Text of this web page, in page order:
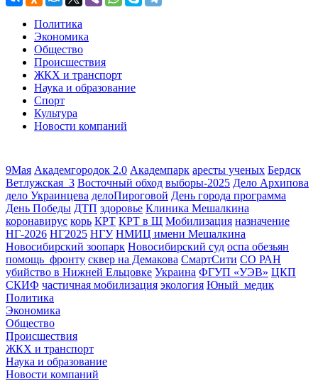
Политика
Экономика
Общество
Происшествия
ЖКХ и транспорт
Наука и образование
Спорт
Культура
Новости компаний
9Мая Академгородок 2.0 Академпарк аресты ученых Бердск
Ветлужская_3 Восточный обход выборы-2025 Дело Архипова
дело Украинцева делоПироговой День города программа
День Победы ДТП здоровье Клиника Мешалкина
коронавирус корь КРТ КРТ в Щ Мобилизация назначение
НГ-2026 НГ2025 НГУ НМИЦ имени Мешалкина
Новосибирский зоопарк Новосибирский суд оспа обезьян
помощь_фронту сквер на Демакова СмартСити СО РАН
убийство в Нижней Ельцовке Украина ФГУП «УЭВ» ЦКП
СКИФ частичная мобилизация экология Юный_медик
Политика
Экономика
Общество
Происшествия
ЖКХ и транспорт
Наука и образование
Новости компаний